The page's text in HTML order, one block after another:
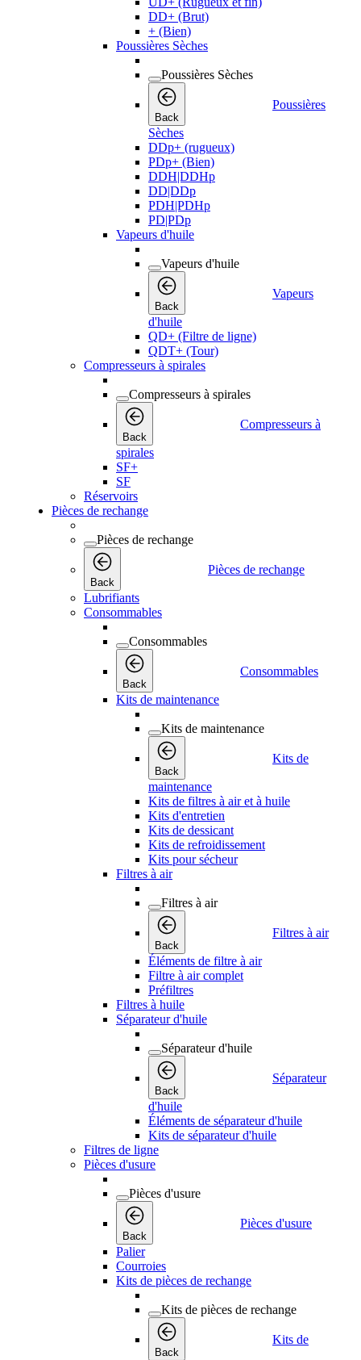
DD+ (Brut)
+ (Bien)
Poussières Sèches
Poussières Sèches
Back
Poussières
Sèches
DDp+ (rugueux)
PDp+ (Bien)
DDH|DDHp
DD|DDp
PDH|PDHp
PD|PDp
Vapeurs d'huile
Vapeurs d'huile
Back
Vapeurs
d'huile
QD+ (Filtre de ligne)
QDT+ (Tour)
Compresseurs à spirales
Compresseurs à spirales
Back
Compresseurs à
spirales
SF+
SF
Réservoirs
Pièces de rechange
Pièces de rechange
Back
Pièces de rechange
Lubrifiants
Consommables
Consommables
Back
Consommables
Kits de maintenance
Kits de maintenance
Back
Kits de
maintenance
Kits de filtres à air et à huile
Kits d'entretien
Kits de dessicant
Kits de refroidissement
Kits pour sécheur
Filtres à air
Filtres à air
Back
Filtres à air
Éléments de filtre à air
Filtre à air complet
Préfiltres
Filtres à huile
Séparateur d'huile
Séparateur d'huile
Back
Séparateur
d'huile
Éléments de séparateur d'huile
Kits de séparateur d'huile
Filtres de ligne
Pièces d'usure
Pièces d'usure
Back
Pièces d'usure
Palier
Courroies
Kits de pièces de rechange
Kits de pièces de rechange
Back
Kits de